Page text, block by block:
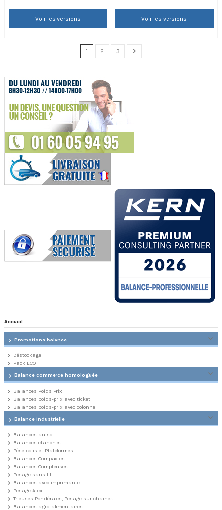
environnements industriels. Idéales pour
mesurer des articles surdimensionnés, les
Voir les versions Voir les versions
1 2 3
Accueil
Promotions balance
Déstockage
Pack ECO
Balance commerce homologuée
Balances Poids Prix
Balances poids-prix avec ticket
Balances poids-prix avec colonne
Balance industrielle
Balances au sol
Balances etanches
Pèse-colis et Plateformes
Balances Compactes
Balances Compteuses
Pesage sans fil
Balances avec imprimante
Pesage Atex
Trieuses Pondérales, Pesage sur chaines
Balances agro-alimentaires